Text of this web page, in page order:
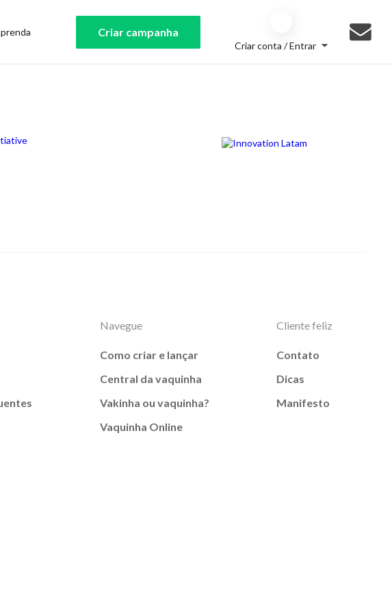
Criar campanha
Criar conta / Entrar
Navegue
Como criar e lançar
Central da vaquinha
Vakinha ou vaquinha?
Vaquinha Online
Cliente feliz
Contato
Dicas
Manifesto